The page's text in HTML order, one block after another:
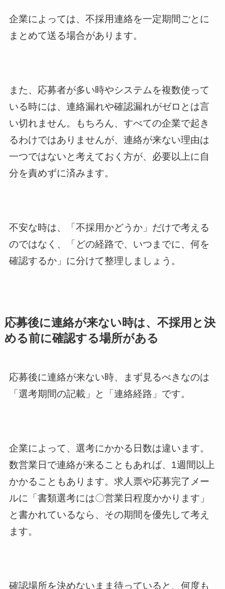
企業によっては、不採用連絡を一定期間ごとに
まとめて送る場合があります。
また、応募者が多い時やシステムを複数使って
いる時には、連絡漏れや確認漏れがゼロとは言
い切れません。もちろん、すべての企業で起き
るわけではありませんが、連絡が来ない理由は
一つではないと考えておく方が、必要以上に自
分を責めずに済みます。
不安な時は、「不採用かどうか」だけで考える
のではなく、「どの経路で、いつまでに、何を
確認するか」に分けて整理しましょう。
応募後に連絡が来ない時は、不採用と決
める前に確認する場所がある
応募後に連絡が来ない時、まず見るべきなのは
「選考期間の記載」と「連絡経路」です。
企業によって、選考にかかる日数は違います。
数営業日で連絡が来ることもあれば、1週間以上
かかることもあります。求人票や応募完了メー
ルに「書類選考には〇営業日程度かかります」
と書かれているなら、その期間を優先して考え
ます。
確認場所を決めないまま待っていると、何度も